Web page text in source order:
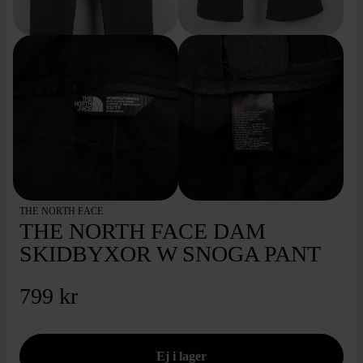
THE NORTH FACE
THE NORTH FACE DAM
SKIDBYXOR W SNOGA PANT
799 kr